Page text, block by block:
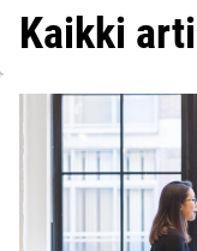
Kaikki